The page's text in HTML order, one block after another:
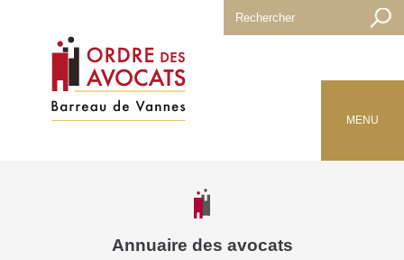
MENU
Annuaire des avocats